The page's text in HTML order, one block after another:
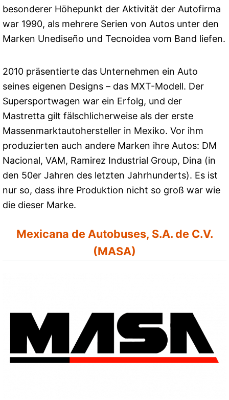
besonderer Höhepunkt der Aktivität der Autofirma
war 1990, als mehrere Serien von Autos unter den
Marken Unediseño und Tecnoidea vom Band liefen.
2010 präsentierte das Unternehmen ein Auto
seines eigenen Designs – das MXT-Modell. Der
Supersportwagen war ein Erfolg, und der
Mastretta gilt fälschlicherweise als der erste
Massenmarktautohersteller in Mexiko. Vor ihm
produzierten auch andere Marken ihre Autos: DM
Nacional, VAM, Ramirez Industrial Group, Dina (in
den 50er Jahren des letzten Jahrhunderts). Es ist
nur so, dass ihre Produktion nicht so groß war wie
die dieser Marke.
Mexicana de Autobuses, S.A. de C.V.
(MASA)